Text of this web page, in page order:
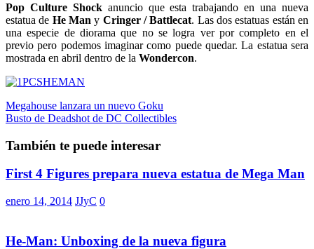
Pop Culture Shockanuncio que esta trabajando en una nueva
estatua de He Man y Cringer / Battlecat. Las dos estatuas están en
una especie de diorama que no se logra ver por completo en el
previo pero podemos imaginar como puede quedar. La estatua sera
mostrada en abril dentro de la Wondercon.
Navegación
de
entradas
Megahouse lanzara un nuevo Goku
Busto de Deadshot de DC Collectibles
También te puede interesar
First 4 Figures prepara nueva estatua de Mega Man
enero 14, 2014 JJyC 0
He-Man: Unboxing de la nueva figura